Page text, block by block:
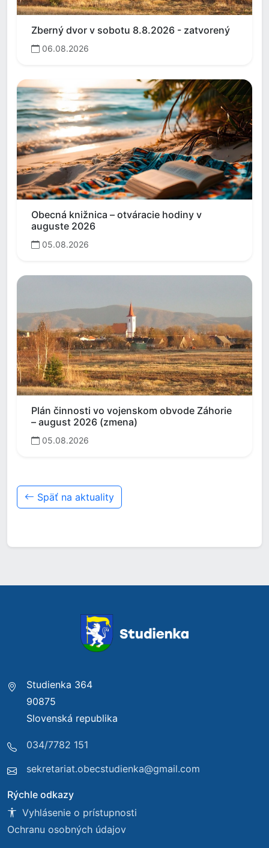
Zberný dvor v sobotu 8.8.2026 - zatvorený
06.08.2026
Obecná knižnica – otváracie hodiny v
auguste 2026
05.08.2026
Plán činnosti vo vojenskom obvode Záhorie
– august 2026 (zmena)
05.08.2026
Späť na aktuality
Studienka 364
90875
Slovenská republika
034/7782 151
sekretariat.obecstudienka@gmail.com
Rýchle odkazy
Vyhlásenie o prístupnosti
Ochranu osobných údajov